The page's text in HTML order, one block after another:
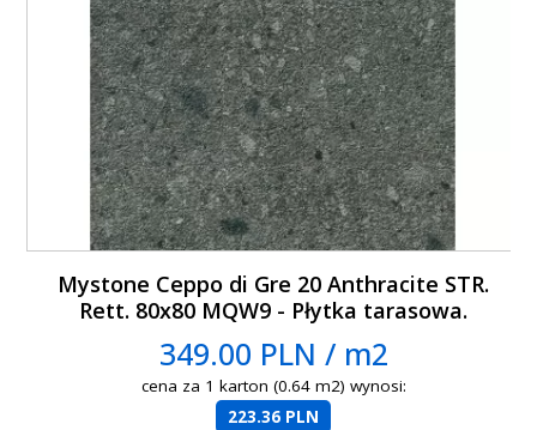
Mystone Ceppo di Gre 20 Anthracite STR.
Rett. 80x80 MQW9 - Płytka tarasowa.
349.00 PLN / m2
cena za 1 karton (0.64 m2) wynosi:
223.36 PLN